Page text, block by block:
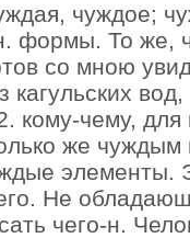
чуждое;
формы. То же,
со мною
кому-чему, для
же
элементы.
Не
чего-н.